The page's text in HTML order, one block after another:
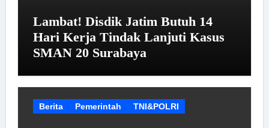
Lambat! Disdik Jatim Butuh 14
Hari Kerja Tindak Lanjuti Kasus
SMAN 20 Surabaya
Berita Pemerintah TNI&POLRI